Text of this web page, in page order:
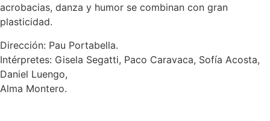
acrobacias, danza y humor se combinan con gran
plasticidad.
Dirección: Pau Portabella.
Intérpretes: Gisela Segatti, Paco Caravaca, Sofía Acosta,
Daniel Luengo,
Alma Montero.